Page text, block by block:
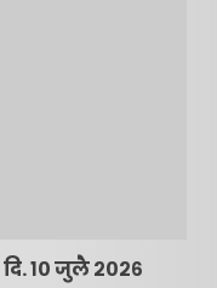
१० जुलै २०२६